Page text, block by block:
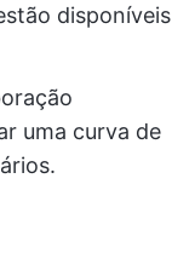
disponíveis
uma curva de